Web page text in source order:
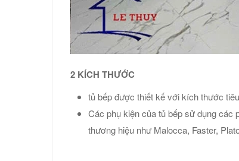
2 KÍCH THƯỚC
tủ bếp được thiết kế với kích thước
Các phụ kiện của tủ bếp sử dụng các
thương hiệu như Malocca, Faster,